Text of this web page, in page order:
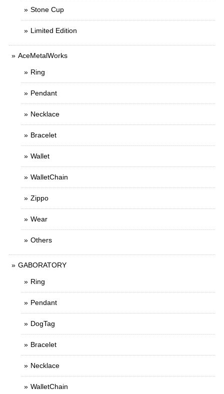
Stone Cup
Limited Edition
AceMetalWorks
Ring
Pendant
Necklace
Bracelet
Wallet
WalletChain
Zippo
Wear
Others
GABORATORY
Ring
Pendant
DogTag
Bracelet
Necklace
WalletChain